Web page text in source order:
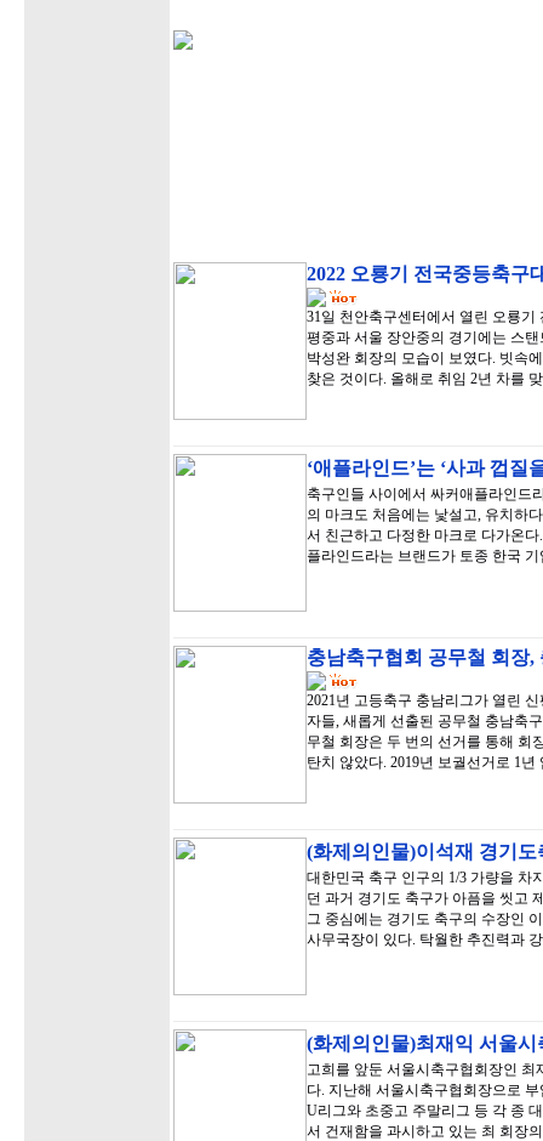
2022 오룡기 전국중등축
31일 천안축구센터에서 열린 오룡
평중과 서울 장안중의 경기에는 스
박성완 회장의 모습이 보였다. 빗속
찾은 것이다. 올해로 취임 2년 차를
‘애플라인드’는 ‘사과 껍질
축구인들 사이에서 싸커애플라인드
의 마크도 처음에는 낯설고, 유치하
서 친근하고 다정한 마크로 다가온
플라인드라는 브랜드가 토종 한국
충남축구협회 공무철 회장
2021년 고등축구 충남리그가 열린
자들, 새롭게 선출된 공무철 충남축
무철 회장은 두 번의 선거를 통해 회
탄치 않았다. 2019년 보궐선거로 1
(화제의인물)이석재 경기
대한민국 축구 인구의 1/3 가량을 차
던 과거 경기도 축구가 아픔을 씻고
그 중심에는 경기도 축구의 수장인
사무국장이 있다. 탁월한 추진력과
(화제의인물)최재익 서울
고희를 앞둔 서울시축구협회장인
다. 지난해 서울시축구협회장으로
U리그와 초중고 주말리그 등 각 종
서 건재함을 과시하고 있는 최 회장